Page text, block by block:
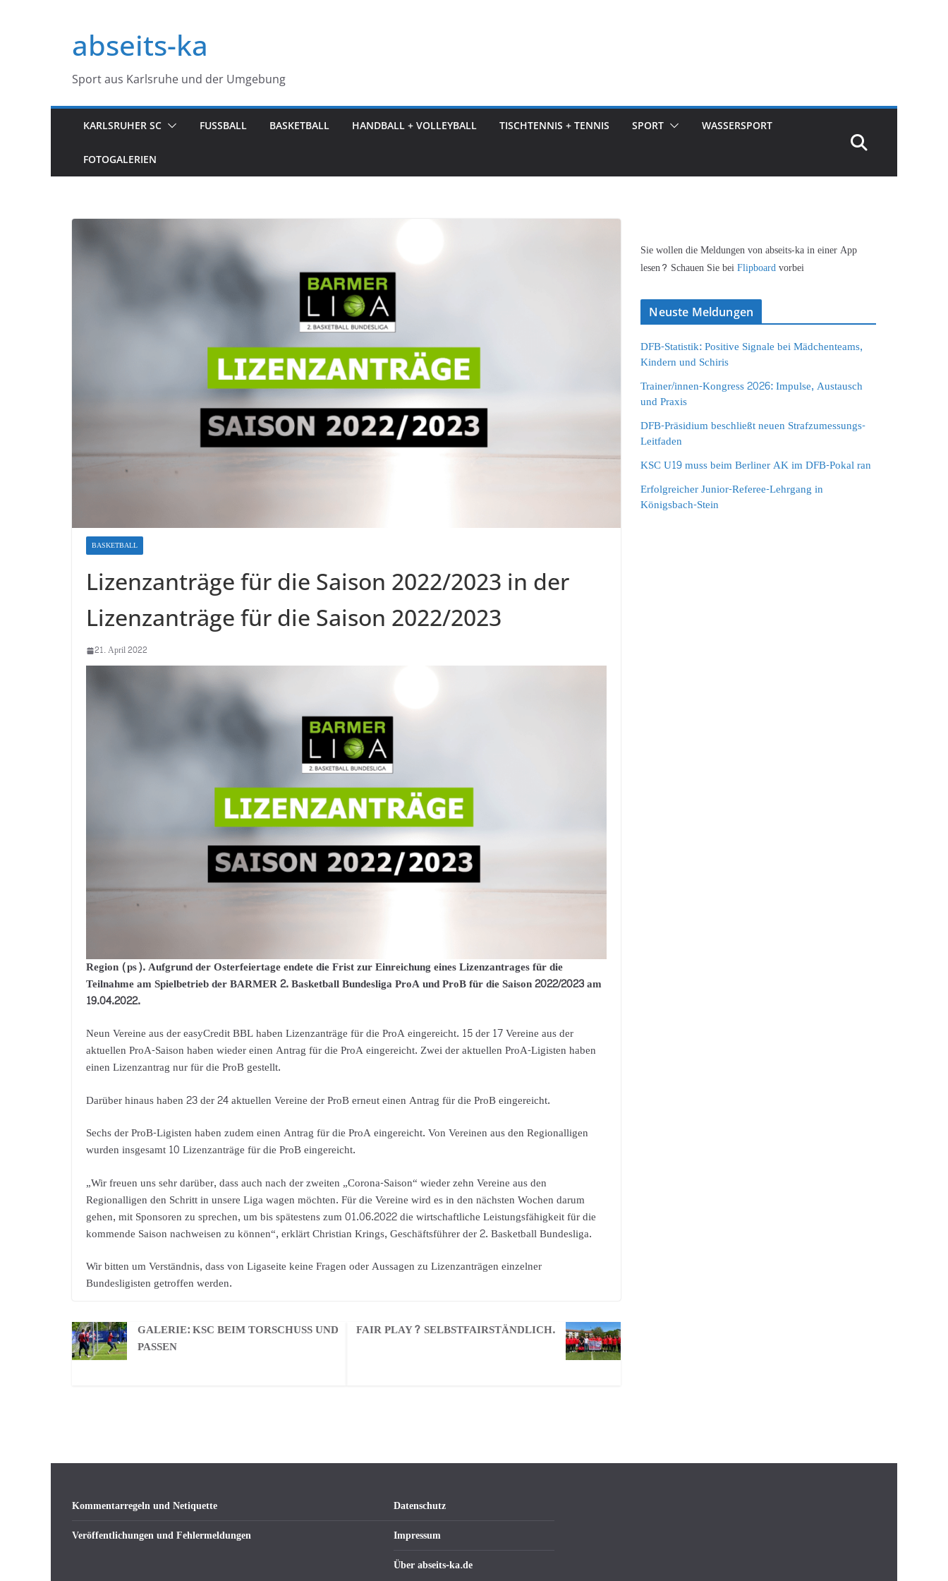
springenabseits-ka
Sport aus Karlsruhe und der Umgebung
KARLSRUHER SC FUSSBALL BASKETBALL HANDBALL + VOLLEYBALL TISCHTENNIS + TENNIS SPORT WASSERSPORT
FOTOGALERIEN
BASKETBALL
Lizenzanträge für die Saison 2022/2023 in der
Lizenzanträge für die Saison 2022/2023
21. April 2022
Region (ps). Aufgrund der Osterfeiertage endete die Frist zur Einreichung eines Lizenzantrages für die
Teilnahme am Spielbetrieb der BARMER 2. Basketball Bundesliga ProA und ProB für die Saison 2022/2023 am
19.04.2022.
Neun Vereine aus der easyCredit BBL haben Lizenzanträge für die ProA eingereicht. 15 der 17 Vereine aus der
aktuellen ProA-Saison haben wieder einen Antrag für die ProA eingereicht. Zwei der aktuellen ProA-Ligisten haben
einen Lizenzantrag nur für die ProB gestellt.
Darüber hinaus haben 23 der 24 aktuellen Vereine der ProB erneut einen Antrag für die ProB eingereicht.
Sechs der ProB-Ligisten haben zudem einen Antrag für die ProA eingereicht. Von Vereinen aus den Regionalligen
wurden insgesamt 10 Lizenzanträge für die ProB eingereicht.
„Wir freuen uns sehr darüber, dass auch nach der zweiten „Corona-Saison“ wieder zehn Vereine aus den
Regionalligen den Schritt in unsere Liga wagen möchten. Für die Vereine wird es in den nächsten Wochen darum
gehen, mit Sponsoren zu sprechen, um bis spätestens zum 01.06.2022 die wirtschaftliche Leistungsfähigkeit für die
kommende Saison nachweisen zu können“, erklärt Christian Krings, Geschäftsführer der 2. Basketball Bundesliga.
Wir bitten um Verständnis, dass von Ligaseite keine Fragen oder Aussagen zu Lizenzanträgen einzelner
Bundesligisten getroffen werden.
GALERIE: KSC BEIM TORSCHUSS UND
PASSEN
FAIR PLAY? SELBSTFAIRSTÄNDLICH.
Sie wollen die Meldungen von abseits-ka in einer App
lesen? Schauen Sie beiFlipboardvorbei
Neuste Meldungen
DFB-Statistik: Positive Signale bei Mädchenteams,
Kindern und Schiris
Trainer/innen-Kongress 2026: Impulse, Austausch
und Praxis
DFB-Präsidium beschließt neuen Strafzumessungs-
Leitfaden
KSC U19 muss beim Berliner AK im DFB-Pokal ran
Erfolgreicher Junior-Referee-Lehrgang in
Königsbach-Stein
Kommentarregeln und Netiquette
Veröffentlichungen und Fehlermeldungen
Datenschutz
Impressum
Über abseits-ka.de